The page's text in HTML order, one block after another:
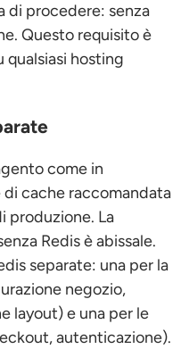
procedere: senza
Questo requisito è
qualsiasi hosting
come in
cache raccomandata
produzione. La
Redis è abissale.
separate: una per la
negozio,
layout) e una per le
autenticazione).